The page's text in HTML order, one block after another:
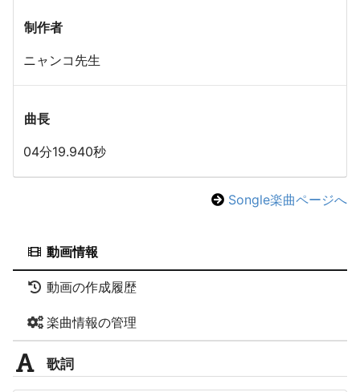
制作者
ニャンコ先生
曲長
04分19.940秒
Songle楽曲ページへ
動画情報
動画の作成履歴
楽曲情報の管理
歌詞